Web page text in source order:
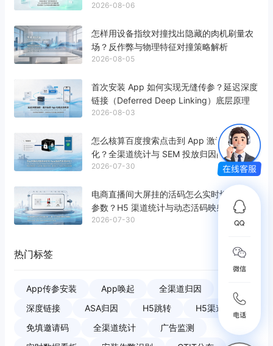
标准
2026-08-06
怎样用设备指纹对撞找出隐藏的肉机刷量农
场？反作弊与物理特征对撞策略解析
2026-08-05
首次安装 App 如何实现无缝传参？延迟深度
链接（Deferred Deep Linking）底层原理
2026-08-03
怎么核算百度搜索点击到 App 激活的真实转
化？全渠道统计与 SEM 投放归因闭环解析
2026-07-30
电商直播间大屏挂的活码怎么实时切换活动
参数？H5 渠道统计与动态活码映射原理解析
2026-07-30
热门标签
App传参安装 App唤起
全渠道归因
深度链接
ASA归因 H5跳转
H5渠道统计
免填邀请码
全渠道统计
广告监测